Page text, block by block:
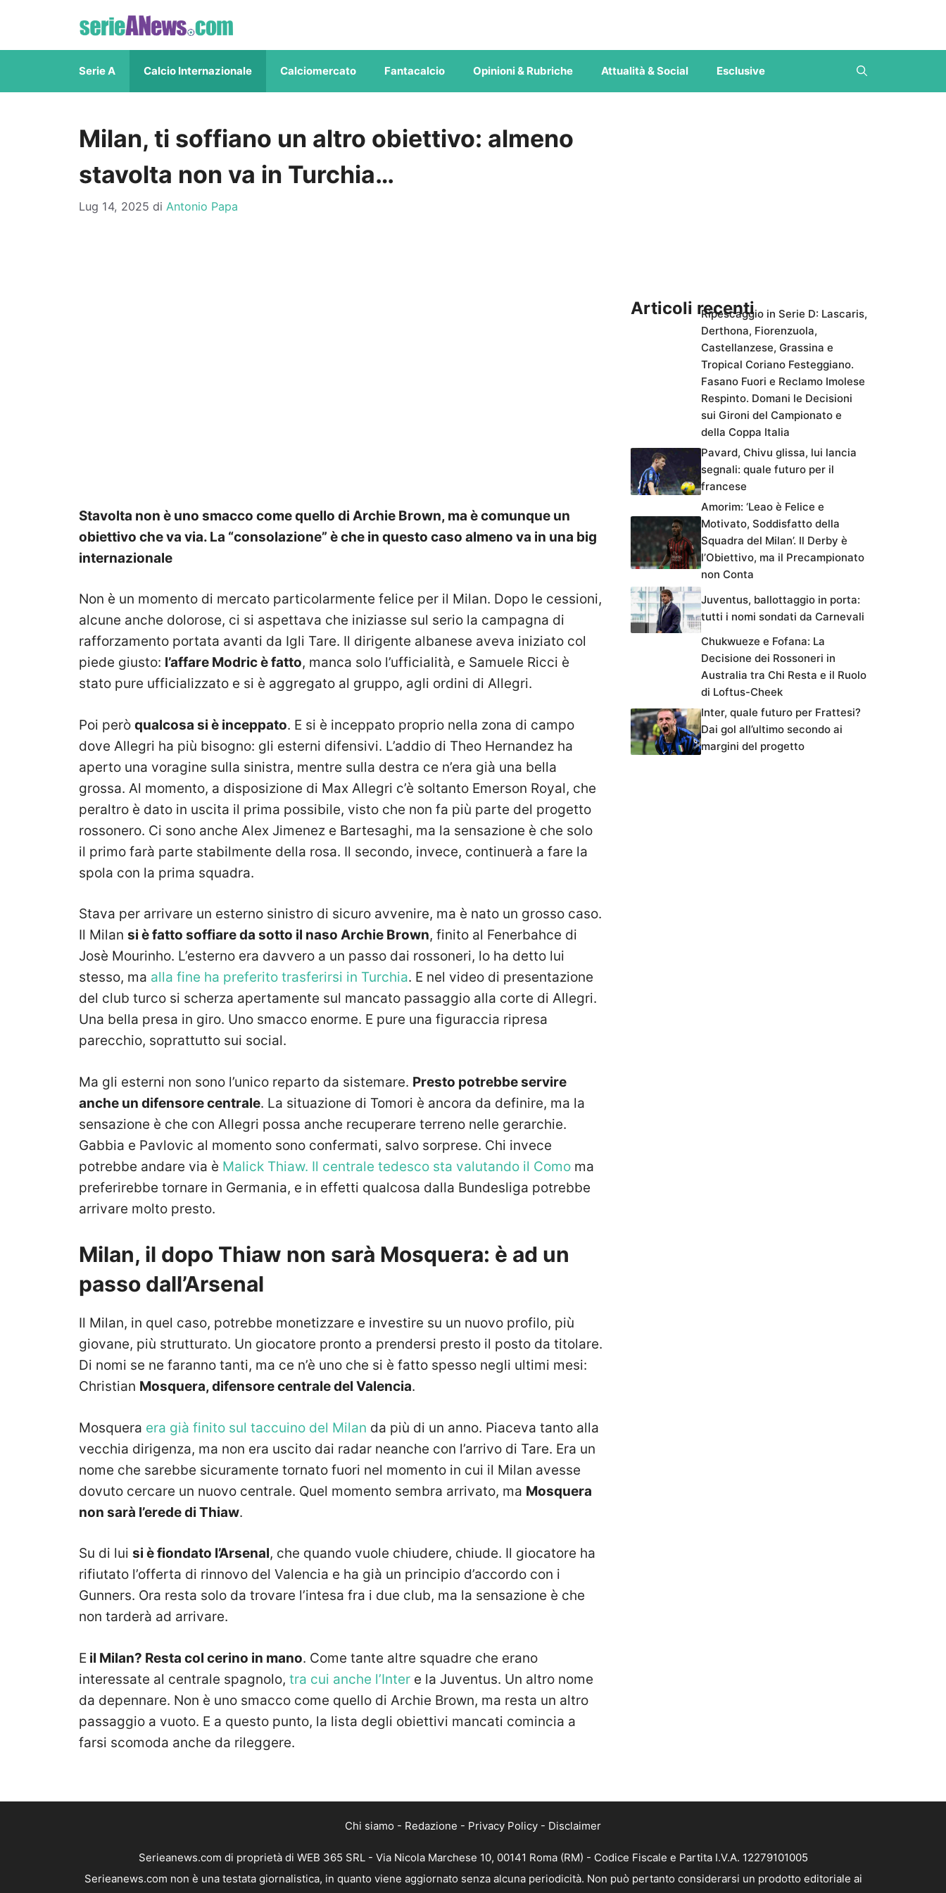
contenuto
Serie A Calcio Internazionale Calciomercato Fantacalcio Opinioni & Rubriche Attualità & Social Esclusive
Milan, ti soffiano un altro obiettivo: almeno
stavolta non va in Turchia…
Lug 14, 2025 di Antonio Papa
Stavolta non è uno smacco come quello di Archie Brown, ma è comunque un
obiettivo che va via. La “consolazione” è che in questo caso almeno va in una big
internazionale
Non è un momento di mercato particolarmente felice per il Milan. Dopo le cessioni,
alcune anche dolorose, ci si aspettava che iniziasse sul serio la campagna di
rafforzamento portata avanti da Igli Tare. Il dirigente albanese aveva iniziato col
piede giusto: l’affare Modric è fatto, manca solo l’ufficialità, e Samuele Ricci è
stato pure ufficializzato e si è aggregato al gruppo, agli ordini di Allegri.
Poi però qualcosa si è inceppato. E si è inceppato proprio nella zona di campo
dove Allegri ha più bisogno: gli esterni difensivi. L’addio di Theo Hernandez ha
aperto una voragine sulla sinistra, mentre sulla destra ce n’era già una bella
grossa. Al momento, a disposizione di Max Allegri c’è soltanto Emerson Royal, che
peraltro è dato in uscita il prima possibile, visto che non fa più parte del progetto
rossonero. Ci sono anche Alex Jimenez e Bartesaghi, ma la sensazione è che solo
il primo farà parte stabilmente della rosa. Il secondo, invece, continuerà a fare la
spola con la prima squadra.
Stava per arrivare un esterno sinistro di sicuro avvenire, ma è nato un grosso caso.
Il Milan si è fatto soffiare da sotto il naso Archie Brown, finito al Fenerbahce di
Josè Mourinho. L’esterno era davvero a un passo dai rossoneri, lo ha detto lui
stesso, ma alla fine ha preferito trasferirsi in Turchia. E nel video di presentazione
del club turco si scherza apertamente sul mancato passaggio alla corte di Allegri.
Una bella presa in giro. Uno smacco enorme. E pure una figuraccia ripresa
parecchio, soprattutto sui social.
Ma gli esterni non sono l’unico reparto da sistemare. Presto potrebbe servire
anche un difensore centrale. La situazione di Tomori è ancora da definire, ma la
sensazione è che con Allegri possa anche recuperare terreno nelle gerarchie.
Gabbia e Pavlovic al momento sono confermati, salvo sorprese. Chi invece
potrebbe andare via è Malick Thiaw. Il centrale tedesco sta valutando il Como ma
preferirebbe tornare in Germania, e in effetti qualcosa dalla Bundesliga potrebbe
arrivare molto presto.
Milan, il dopo Thiaw non sarà Mosquera: è ad un
passo dall’Arsenal
Il Milan, in quel caso, potrebbe monetizzare e investire su un nuovo profilo, più
giovane, più strutturato. Un giocatore pronto a prendersi presto il posto da titolare.
Di nomi se ne faranno tanti, ma ce n’è uno che si è fatto spesso negli ultimi mesi:
Christian Mosquera, difensore centrale del Valencia.
Mosquera era già finito sul taccuino del Milan da più di un anno. Piaceva tanto alla
vecchia dirigenza, ma non era uscito dai radar neanche con l’arrivo di Tare. Era un
nome che sarebbe sicuramente tornato fuori nel momento in cui il Milan avesse
dovuto cercare un nuovo centrale. Quel momento sembra arrivato, ma Mosquera
non sarà l’erede di Thiaw.
Su di lui si è fiondato l’Arsenal, che quando vuole chiudere, chiude. Il giocatore ha
rifiutato l’offerta di rinnovo del Valencia e ha già un principio d’accordo con i
Gunners. Ora resta solo da trovare l’intesa fra i due club, ma la sensazione è che
non tarderà ad arrivare.
E il Milan? Resta col cerino in mano. Come tante altre squadre che erano
interessate al centrale spagnolo, tra cui anche l’Inter e la Juventus. Un altro nome
da depennare. Non è uno smacco come quello di Archie Brown, ma resta un altro
passaggio a vuoto. E a questo punto, la lista degli obiettivi mancati comincia a
farsi scomoda anche da rileggere.
Articoli recentiRipescaggio in Serie D: Lascaris,
Derthona, Fiorenzuola,
Castellanzese, Grassina e
Tropical Coriano Festeggiano.
Fasano Fuori e Reclamo Imolese
Respinto. Domani le Decisioni
sui Gironi del Campionato e
della Coppa Italia
Pavard, Chivu glissa, lui lancia
segnali: quale futuro per il
francese
Amorim: ‘Leao è Felice e
Motivato, Soddisfatto della
Squadra del Milan’. Il Derby è
l’Obiettivo, ma il Precampionato
non Conta
Juventus, ballottaggio in porta:
tutti i nomi sondati da Carnevali
Chukwueze e Fofana: La
Decisione dei Rossoneri in
Australia tra Chi Resta e il Ruolo
di Loftus-Cheek
Inter, quale futuro per Frattesi?
Dai gol all’ultimo secondo ai
margini del progetto
Chi siamo - Redazione - Privacy Policy - Disclaimer
Serieanews.com di proprietà di WEB 365 SRL - Via Nicola Marchese 10, 00141 Roma (RM) - Codice Fiscale e Partita I.V.A. 12279101005
Serieanews.com non è una testata giornalistica, in quanto viene aggiornato senza alcuna periodicità. Non può pertanto considerarsi un prodotto editoriale ai